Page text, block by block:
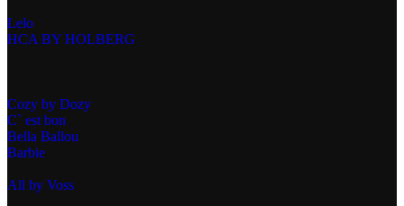
Lelo
HCA BY HOLBERG
Cozy by Dozy
C` est bon
Bella Ballou
Barbie
All by Voss